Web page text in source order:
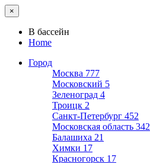
×
В бассейн
Home
Город
Москва 777
Московский 5
Зеленоград 4
Троицк 2
Санкт-Петербург 452
Московская область 342
Балашиха 21
Химки 17
Красногорск 17